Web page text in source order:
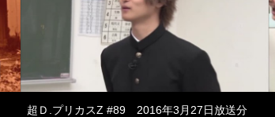
超Ｄ.プリカスZ #89 2016年3月27日放送分